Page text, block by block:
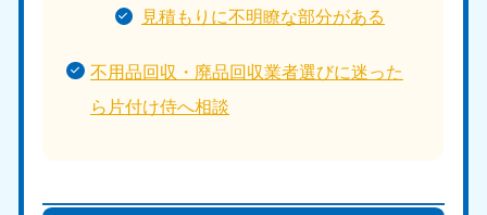
見積もりに不明瞭な部分がある
不用品回収・廃品回収業者選びに迷った
ら片付け侍へ相談